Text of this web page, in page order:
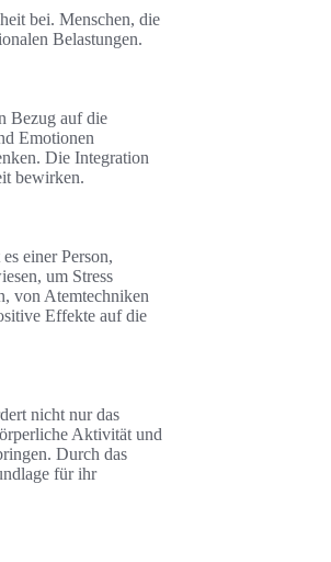
bei. Menschen, die
Belastungen.
Bezug auf die
Emotionen
Die Integration
bewirken.
einer Person,
um Stress
von Atemtechniken
Effekte auf die
nicht nur das
Aktivität und
Durch das
für ihr